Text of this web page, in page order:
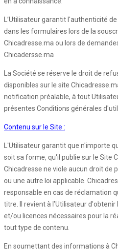
L’Utilisateur garantit l'authenticité
dans les formulaires lors de la
Chicadresse.ma ou lors de
Chicadersse.ma
La Société se réserve le droit de
disponibles sur le site
notification préalable, à tout
présentes Conditions générales
Contenu sur le Site :
L'Utilisateur garantit que n'importe
soit sa forme, qu'il publie sur le Site
Chicadresse ne viole aucun droit de
ou une autre loi applicable.
responsable en cas de réclamation
titre. Il revient à l’Utilisateur
et/ou licences nécessaires pour la
tout type de contenu.
En soumettant des informations à